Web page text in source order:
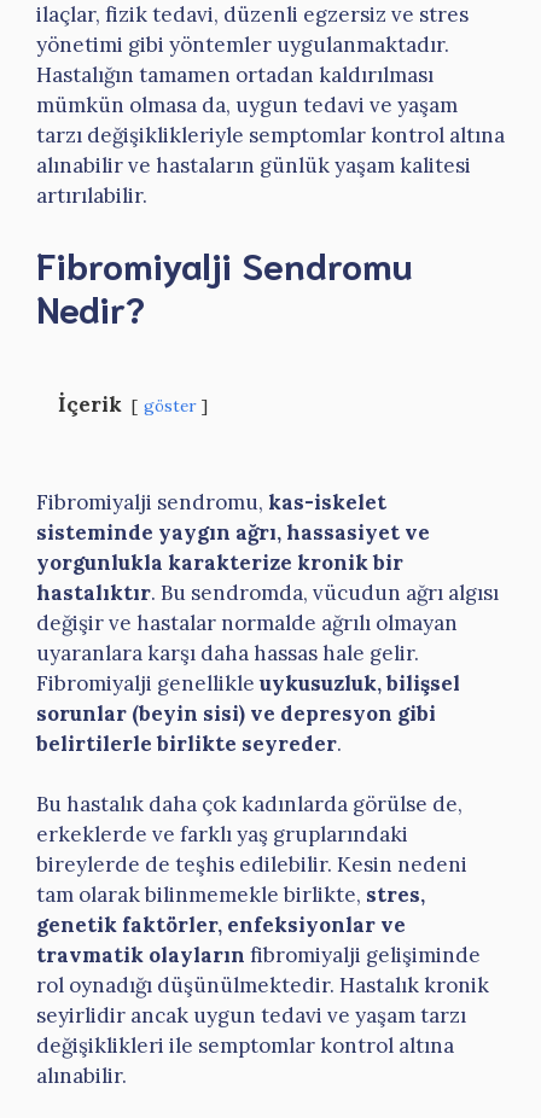
ilaçlar, fizik tedavi, düzenli egzersiz ve stres
yönetimi gibi yöntemler uygulanmaktadır.
Hastalığın tamamen ortadan kaldırılması
mümkün olmasa da, uygun tedavi ve yaşam
tarzı değişiklikleriyle semptomlar kontrol altına
alınabilir ve hastaların günlük yaşam kalitesi
artırılabilir.
Fibromiyalji Sendromu
Nedir?
İçerik göster
Fibromiyalji sendromu, kas-iskelet
sisteminde yaygın ağrı, hassasiyet ve
yorgunlukla karakterize kronik bir
hastalıktır. Bu sendromda, vücudun ağrı algısı
değişir ve hastalar normalde ağrılı olmayan
uyaranlara karşı daha hassas hale gelir.
Fibromiyalji genellikleuykusuzluk, bilişsel
sorunlar (beyin sisi) ve depresyon gibi
belirtilerle birlikte seyreder.
Bu hastalık daha çok kadınlarda görülse de,
erkeklerde ve farklı yaş gruplarındaki
bireylerde de teşhis edilebilir. Kesin nedeni
tam olarak bilinmemekle birlikte, stres,
genetik faktörler, enfeksiyonlar ve
travmatik olayların fibromiyalji gelişiminde
rol oynadığı düşünülmektedir. Hastalık kronik
seyirlidir ancak uygun tedavi ve yaşam tarzı
değişiklikleri ile semptomlar kontrol altına
alınabilir.